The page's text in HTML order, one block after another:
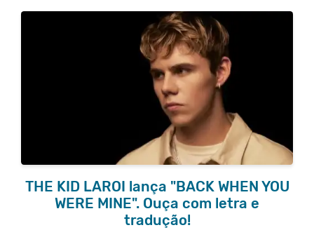
THE KID LAROI lança "BACK WHEN YOU
WERE MINE". Ouça com letra e
tradução!